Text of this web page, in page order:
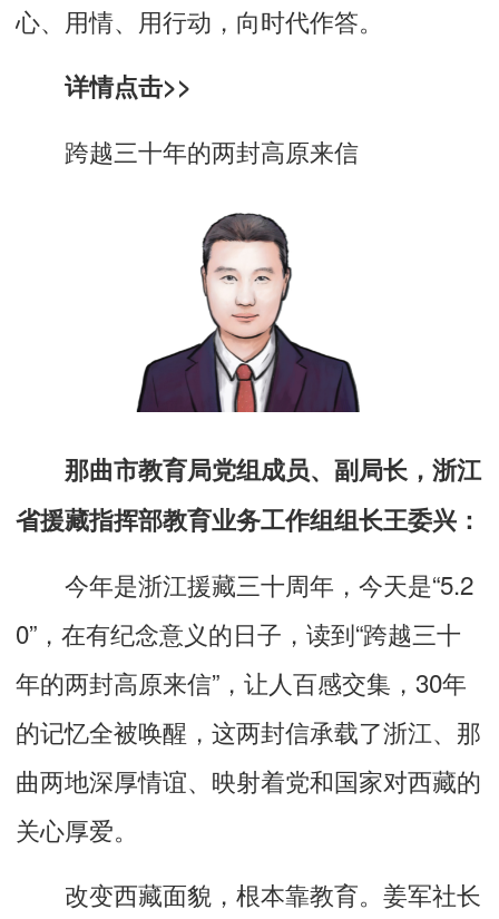
心、用情、用行动，向时代作答。
详情点击>>
跨越三十年的两封高原来信
那曲市教育局党组成员、副局长，浙江
省援藏指挥部教育业务工作组组长王委兴：
今年是浙江援藏三十周年，今天是“5.2
0”，在有纪念意义的日子，读到“跨越三十
年的两封高原来信”，让人百感交集，30年
的记忆全被唤醒，这两封信承载了浙江、那
曲两地深厚情谊、映射着党和国家对西藏的
关心厚爱。
改变西藏面貌，根本靠教育。姜军社长